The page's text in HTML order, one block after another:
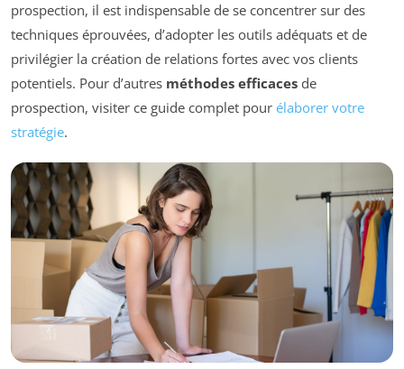
prospection, il est indispensable de se concentrer sur des
techniques éprouvées, d’adopter les outils adéquats et de
privilégier la création de relations fortes avec vos clients
potentiels. Pour d’autres méthodes efficaces de
prospection, visiter ce guide complet pour élaborer votre
stratégie.